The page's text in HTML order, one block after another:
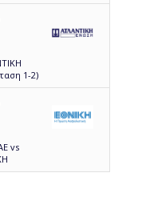
1-2)
vs